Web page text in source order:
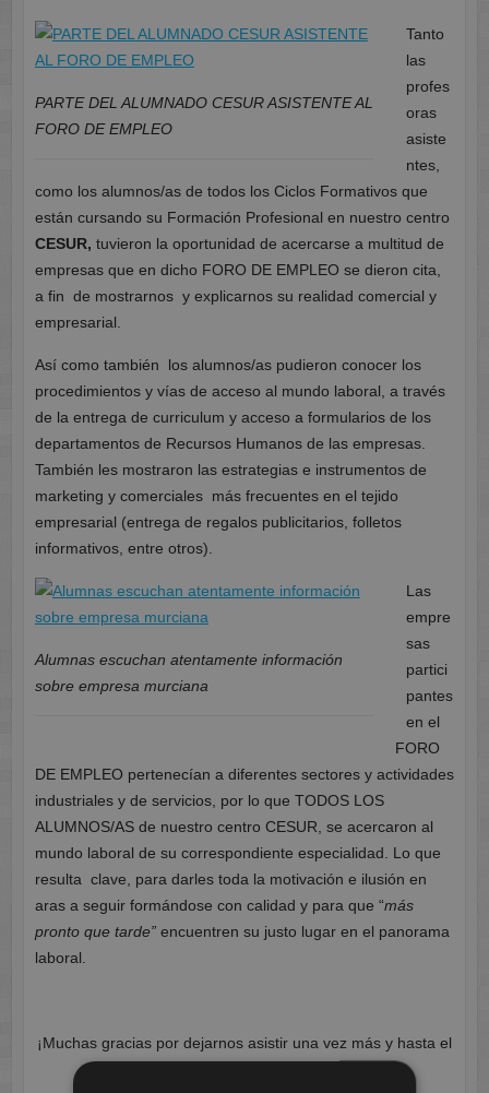
PARTE DEL ALUMNADO CESUR ASISTENTE AL
FORO DE EMPLEO
Tanto
las
profes
oras
asiste
ntes,
como los alumnos/as de todos los Ciclos Formativos que
están cursando su Formación Profesional en nuestro centro
CESUR, tuvieron la oportunidad de acercarse a multitud de
empresas que en dicho FORO DE EMPLEO se dieron cita,
a fin de mostrarnos y explicarnos su realidad comercial y
empresarial.
Así como también los alumnos/as pudieron conocer los
procedimientos y vías de acceso al mundo laboral, a través
de la entrega de curriculum y acceso a formularios de los
departamentos de Recursos Humanos de las empresas.
También les mostraron las estrategias e instrumentos de
marketing y comerciales más frecuentes en el tejido
empresarial (entrega de regalos publicitarios, folletos
informativos, entre otros).
Alumnas escuchan atentamente información
sobre empresa murciana
Las
empre
sas
partici
pantes
en el
FORO
DE EMPLEO pertenecían a diferentes sectores y actividades
industriales y de servicios, por lo que TODOS LOS
ALUMNOS/AS de nuestro centro CESUR, se acercaron al
mundo laboral de su correspondiente especialidad. Lo que
resulta clave, para darles toda la motivación e ilusión en
aras a seguir formándose con calidad y para que “más
pronto que tarde”encuentren su justo lugar en el panorama
laboral.
¡Muchas gracias por dejarnos asistir una vez más y hasta el